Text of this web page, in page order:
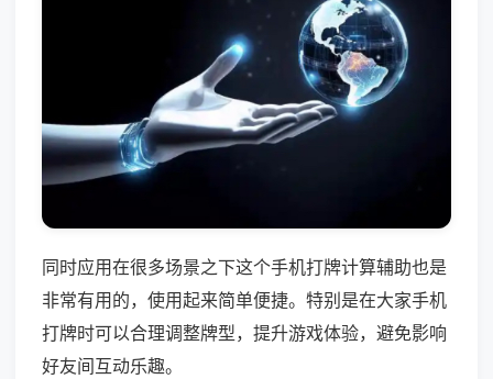
同时应用在很多场景之下这个手机打牌计算辅助也是
非常有用的，使用起来简单便捷。特别是在大家手机
打牌时可以合理调整牌型，提升游戏体验，避免影响
好友间互动乐趣。